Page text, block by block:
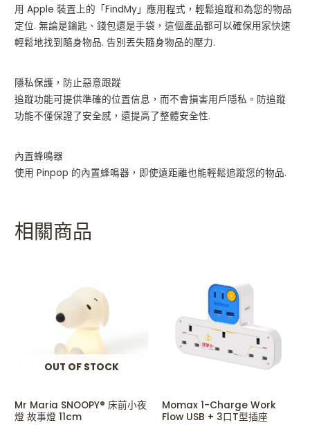
用 Apple 裝置上的「FindMy」應用程式，輕鬆追蹤和為您的物品
定位. 無論是鑰匙、錢包還是手袋，這個產品都可以確保用家快速
輕鬆地找到隨身物品. 告別丟失隨身物品的壓力.
隱私保護，防止惡意跟蹤
追蹤功能可提供準確的位置信息，而不會損害用戶隱私。防追蹤
功能不僅保證了安全感，還提高了整體安全性.
內置蜂鳴器
使用 Pinpop 的內置蜂鳴器，即使遠距離也能輕鬆追蹤您的物品.
相關商品
OUT OF STOCK
Mr Maria SNOOPY® 床前小夜
燈 故事燈 11cm
Momax 1-Charge Work
Flow USB + 3口T型插座